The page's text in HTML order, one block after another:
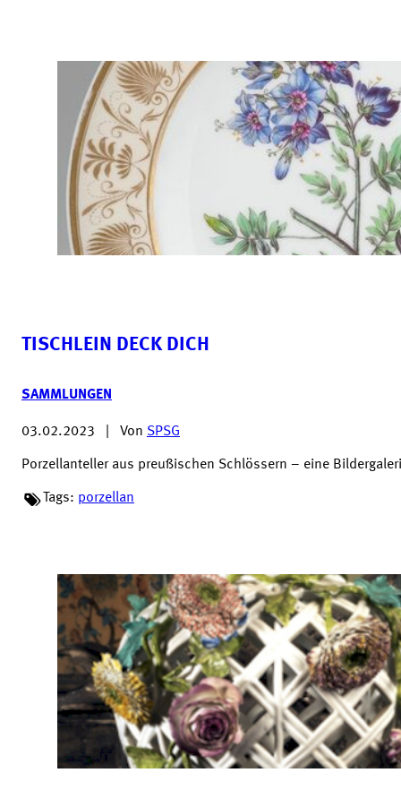
TISCHLEIN DECK DICH
SAMMLUNGEN
03.02.2023 Von SPSG
Porzellanteller aus preußischen Schlössern – eine
Tags: porzellan